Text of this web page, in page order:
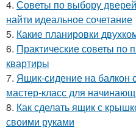
4. Советы по выбору
найти идеальное сочетание
5. Какие планировки
6. Практические советы по
квартиры
7. Ящик-сидение на балкон
мастер-класс для
8. Как сделать ящик с
своими руками